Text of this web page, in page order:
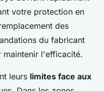
votre protection en
des
du fabricant
maintenir l'efficacité.
leurs limites face aux